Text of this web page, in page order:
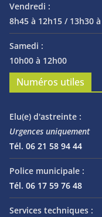
Vendredi :
8h45 à 12h15 / 13h30
Samedi :
10h00 à 12h00
Numéros utiles
Elu(e) d'astreinte :
Urgences uniquement
Tél. 06 21 58 94 44
Police municipale :
Tél. 06 17 59 76 48
Services techniques :